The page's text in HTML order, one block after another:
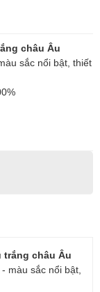
châu Âu
sắc nổi bật, thiết
trắng châu Âu
màu sắc nổi bật,